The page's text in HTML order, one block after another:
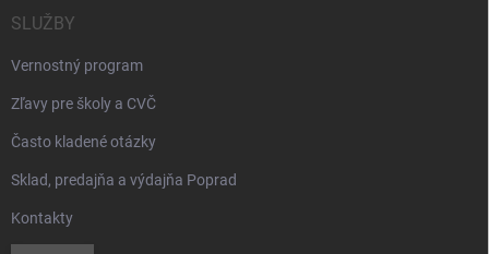
SLUŽBY
Vernostný program
Zľavy pre školy a CVČ
Často kladené otázky
Sklad, predajňa a výdajňa Poprad
Kontakty